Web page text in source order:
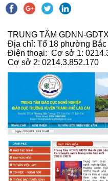
TRUNG TÂM GDNN-
Địa chỉ: Tổ 18 phường
Điện thoại: Cơ sở 1:
Cơ sở 2: 0214.3.852.170